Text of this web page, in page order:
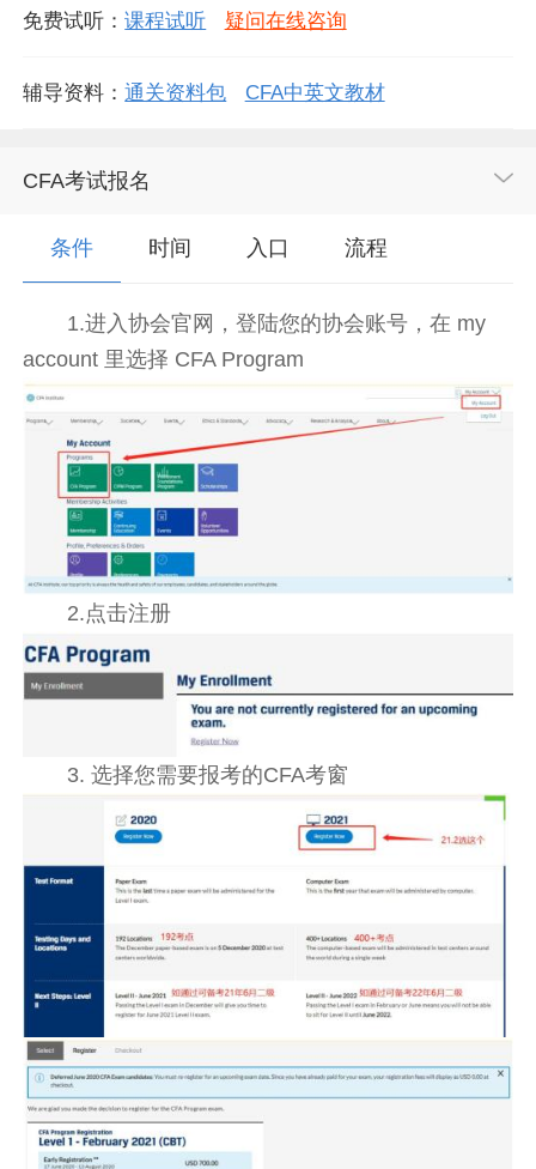
免费试听：课程试听 疑问在线咨询
辅导资料：通关资料包 CFA中英文教材
CFA考试报名
条件 时间 入口 流程
1.进入协会官网，登陆您的协会账号，在 my
account 里选择 CFA Program
2.点击注册
3. 选择您需要报考的CFA考窗